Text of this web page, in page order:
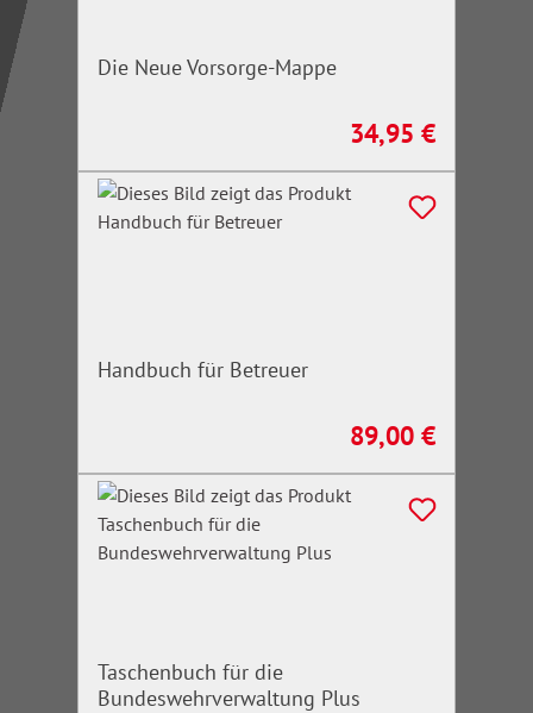
Die Neue Vorsorge-Mappe
Regulärer Preis:
34,95 €
Handbuch für Betreuer
Regulärer Preis:
89,00 €
Taschenbuch für die
Bundeswehrverwaltung Plus